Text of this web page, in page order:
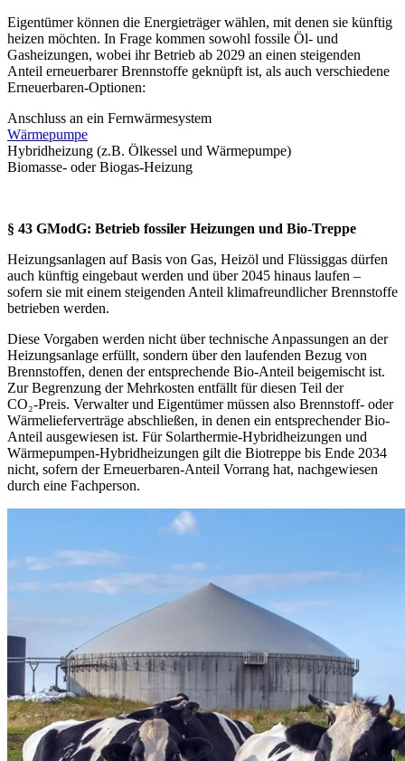
Eigentümer können die Energieträger wählen, mit denen sie künftig
heizen möchten. In Frage kommen sowohl fossile Öl- und
Gasheizungen, wobei ihr Betrieb ab 2029 an einen steigenden
Anteil erneuerbarer Brennstoffe geknüpft ist, als auch verschiedene
Erneuerbaren-Optionen:
Anschluss an ein Fernwärmesystem
Wärmepumpe
Hybridheizung (z.B. Ölkessel und Wärmepumpe)
Biomasse- oder Biogas-Heizung
§ 43 GModG: Betrieb fossiler Heizungen und Bio‑Treppe
Heizungsanlagen auf Basis von Gas, Heizöl und Flüssiggas dürfen
auch künftig eingebaut werden und über 2045 hinaus laufen –
sofern sie mit einem steigenden Anteil klimafreundlicher Brennstoffe
betrieben werden.
Diese Vorgaben werden nicht über technische Anpassungen an der
Heizungsanlage erfüllt, sondern über den laufenden Bezug von
Brennstoffen, denen der entsprechende Bio‑Anteil beigemischt ist.
Zur Begrenzung der Mehrkosten entfällt für diesen Teil der
CO₂‑Preis. Verwalter und Eigentümer müssen also Brennstoff- oder
Wärmelieferverträge abschließen, in denen ein entsprechender Bio-
Anteil ausgewiesen ist. Für Solarthermie‑Hybridheizungen und
Wärmepumpen‑Hybridheizungen gilt die Biotreppe bis Ende 2034
nicht, sofern der Erneuerbaren-Anteil Vorrang hat, nachgewiesen
durch eine Fachperson.